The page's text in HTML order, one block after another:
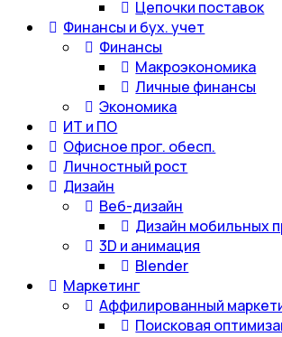
Цепочки поставок
Финансы и бух. учет
Финансы
Макроэкономика
Личные финансы
Экономика
ИТ и ПО
Офисное прог. обесп.
Личностный рост
Дизайн
Веб-дизайн
Дизайн мобильных
3D и анимация
Blender
Маркетинг
Аффилированный
Поисковая